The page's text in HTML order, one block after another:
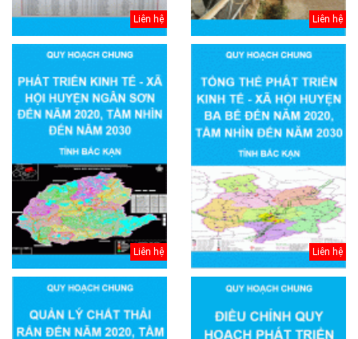
Liên hệ Liên hệ
Liên hệ Liên hệ